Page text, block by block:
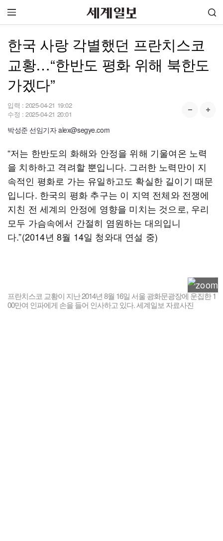
한국 사랑 각별했던 프란치스코
교황…“한반도 평화 위해 북한도
가겠다”
입력 : 2025-04-21 19:02
수정 : 2025-04-21 20:01
박성준 선임기자 alex@segye.com
“저는 한반도의 화해와 안정을 위해 기울여온 노력
을 치하하고 격려할 뿐입니다. 그러한 노력만이 지
속적인 평화로 가는 유일하고도 확실한 길이기 때문
입니다. 한국의 평화 추구는 이 지역 전체와 전쟁에
지친 전 세계의 안정에 영향을 미치는 것으로, 우리
모두 가슴속에서 간절히 염원하는 대의입니
다.”(2014년 8월 14일 청와대 연설 중)
프란치스코 교황이 지난 2014년 8월 16일 서울 광화문광장에 운집한 1
00만여 인파에게 손을 들어 인사하고 있다. 세계일보 자료사진